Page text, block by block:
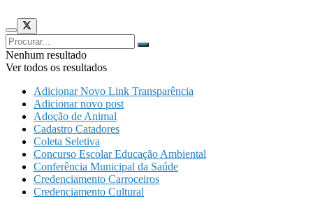
Nenhum resultado
Ver todos os resultados
Adicionar Novo Link Transparência
Adicionar novo post
Adoção de Animal
Cadastro Catadores
Coleta Seletiva
Concurso Escolar Educação Ambiental
Conferência Municipal da Saúde
Credenciamento Carroceiros
Credenciamento Cultural